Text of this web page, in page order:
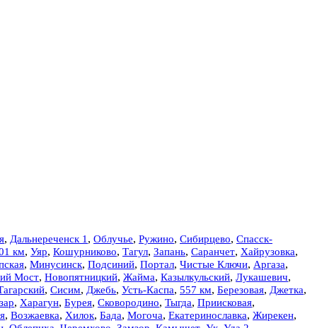
, Дальнереченск 1 , Облучье, Ружино, Сибирцево, Спасск-
км, Уяр, Кошурниково, Тагул, Запань, Саранчет, Хайрузовка,
, Минусинск, Подсиний, Портал, Чистые Ключи, Аргаза,
Мост, Новопятницкий, Жайма, Казылкульский, Лукашевич,
, Сисим, Джебь, Усть-Каспа, 557 км, Березовая, Джетка,
, Харагун, Бурея, Сковородино, Тыгда, Приисковая,
, Возжаевка, Хилок, Бада, Могоча, Екатеринославка, Жирекен,